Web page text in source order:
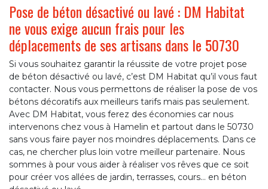
Pose de béton désactivé ou lavé : DM Habitat
ne vous exige aucun frais pour les
déplacements de ses artisans dans le 50730
Si vous souhaitez garantir la réussite de votre projet pose
de béton désactivé ou lavé, c’est DM Habitat qu’il vous faut
contacter. Nous vous permettons de réaliser la pose de vos
bétons décoratifs aux meilleurs tarifs mais pas seulement.
Avec DM Habitat, vous ferez des économies car nous
intervenons chez vous à Hamelin et partout dans le 50730
sans vous faire payer nos moindres déplacements. Dans ce
cas, ne chercher plus loin votre meilleur partenaire. Nous
sommes à pour vous aider à réaliser vos rêves que ce soit
pour créer vos allées de jardin, terrasses, cours… en béton